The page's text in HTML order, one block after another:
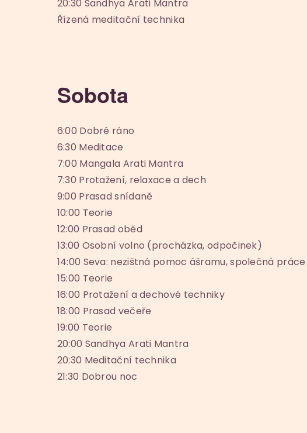
20:30 Sandhya Arati Mantra
Řízená meditační technika
Sobota
6:00 Dobré ráno
6:30 Meditace
7:00 Mangala Arati Mantra
7:30 Protažení, relaxace a dech
9:00 Prasad snídaně
10:00 Teorie
12:00 Prasad oběd
13:00 Osobní volno (procházka, odpočinek)
14:00 Seva: nezištná pomoc ášramu, společná práce
15:00 Teorie
16:00 Protažení a dechové techniky
18:00 Prasad večeře
19:00 Teorie
20:00 Sandhya Arati Mantra
20:30 Meditační technika
21:30 Dobrou noc